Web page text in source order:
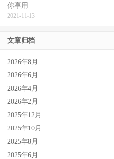
你享用
2021-11-13
文章归档
2026年8月
2026年6月
2026年4月
2026年2月
2025年12月
2025年10月
2025年8月
2025年6月